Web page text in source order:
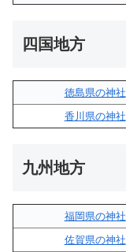
四国地方
徳島県の神社
香川県の神社
九州地方
福岡県の神社
佐賀県の神社